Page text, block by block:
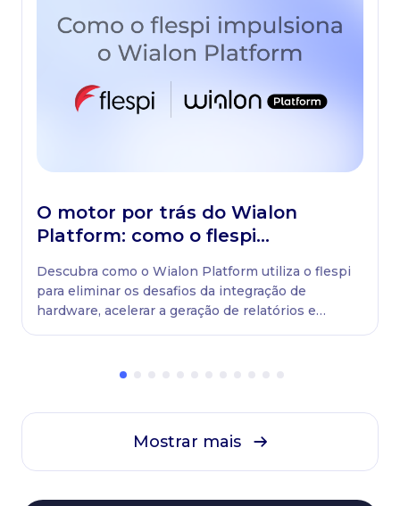
O motor por trás do Wialon
Platform: como o flespi
Descubra como o Wialon Platform utiliza o flespi
para eliminar os desafios da integração de
hardware, acelerar a geração de relatórios e
Mostrar mais